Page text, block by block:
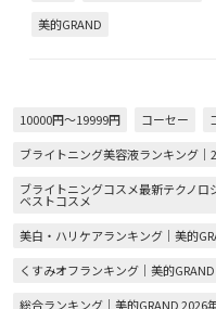
美的GRAND
10000円～19999円 コーセー
ブライトニング美容液ランキング
ブライトニングコスメ最新テクノ
ベストコスメ
美白・ハリケアランキング｜美的
くすみオフランキング｜美的
総合ランキング｜美的GRAND 2026